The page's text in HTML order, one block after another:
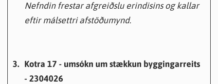
Nefndin frestar afgreiðslu erindisins og kallar
eftir málsettri afstöðumynd.
3. Kotra 17 - umsókn um stækkun byggingarreits
- 2304026